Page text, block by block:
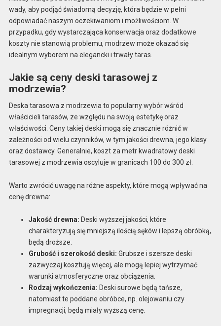
wady, aby podjąć świadomą decyzję, która będzie w pełni
odpowiadać naszym oczekiwaniom i możliwościom. W
przypadku, gdy wystarczająca konserwacja oraz dodatkowe
koszty nie stanowią problemu, modrzew może okazać się
idealnym wyborem na elegancki i trwały taras.
Jakie są ceny deski tarasowej z
modrzewia?
Deska tarasowa z modrzewia to popularny wybór wśród
właścicieli tarasów, ze względu na swoją estetykę oraz
właściwości. Ceny takiej deski mogą się znacznie różnić w
zależności od wielu czynników, w tym jakości drewna, jego klasy
oraz dostawcy. Generalnie, koszt za metr kwadratowy deski
tarasowej z modrzewia oscyluje w granicach 100 do 300 zł.
Warto zwrócić uwagę na różne aspekty, które mogą wpływać na
cenę drewna:
Jakość drewna: Deski wyższej jakości, które
charakteryzują się mniejszą ilością sęków i lepszą obróbką,
będą droższe.
Grubość i szerokość deski: Grubsze i szersze deski
zazwyczaj kosztują więcej, ale mogą lepiej wytrzymać
warunki atmosferyczne oraz obciążenia.
Rodzaj wykończenia: Deski surowe będą tańsze,
natomiast te poddane obróbce, np. olejowaniu czy
impregnacji, będą miały wyższą cenę.